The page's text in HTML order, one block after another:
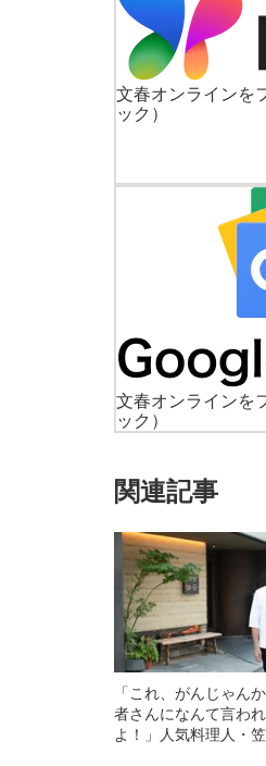
文春オンラインを
ック）
文春オンラインを
ック）
関連記事
「これ、がんじゃん
者さんになんて言わ
よ！」人気料理人・